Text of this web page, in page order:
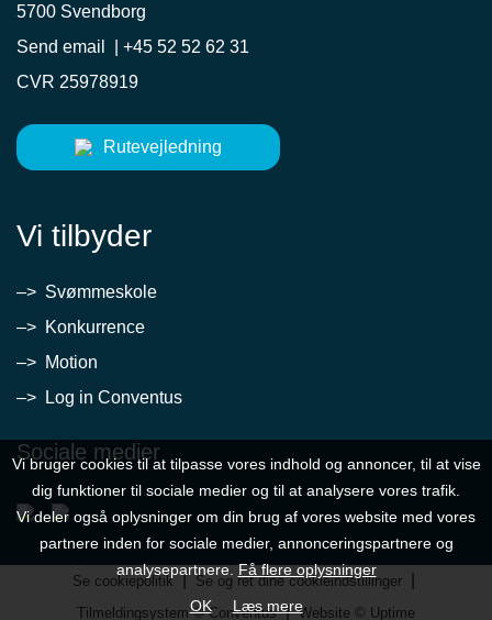
5700 Svendborg
Send email
+45 52 52 62 31
CVR 25978919
Rutevejledning
Vi tilbyder
–> Svømmeskole
–> Konkurrence
–> Motion
–> Log in Conventus
Sociale medier
Se cookiepolitik|Se og ret dine cookieindstillinger
Tilmeldingsystem © Conventus|Website © Uptime
Vi bruger cookies til at tilpasse vores indhold og annoncer, til at vise
dig funktioner til sociale medier og til at analysere vores trafik.
Vi deler også oplysninger om din brug af vores website med vores
partnere inden for sociale medier, annonceringspartnere og
analysepartnere.Få flere oplysninger
OK Læs mere